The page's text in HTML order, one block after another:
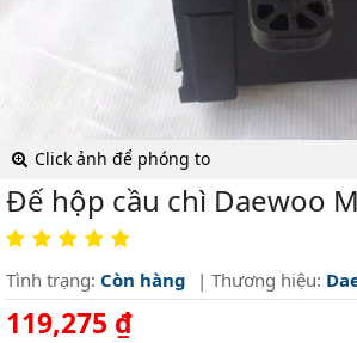
Click ảnh để phóng to
Đế hộp cầu chì Daewoo
Tình trạng: Còn hàng | Thương hiệu:
119,275 ₫